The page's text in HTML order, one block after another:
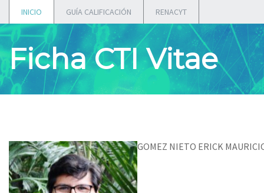
INICIO GUÍA CALIFICACIÓN RENACYT
Ficha CTI Vitae
GOMEZ NIETO ERICK